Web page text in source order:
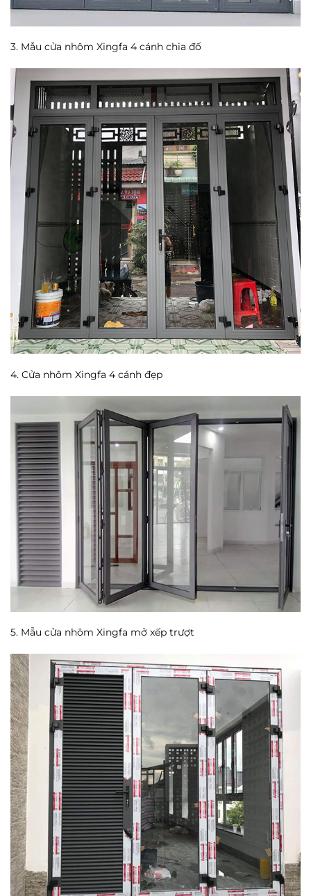
3. Mẫu cửa nhôm Xingfa 4 cánh chia đố
4. Cửa nhôm Xingfa 4 cánh đẹp
5. Mẫu cửa nhôm Xingfa mở xếp trượt